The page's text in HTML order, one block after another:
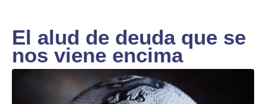
El alud de deuda que se
nos viene encima